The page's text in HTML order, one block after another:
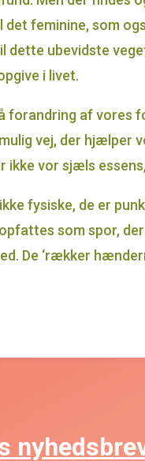
feminine, som
dette ubevidste
i livet.
forandring af
vej, der
ikke vor sjæls
fysiske, de er
som spor,
De ‘rækker